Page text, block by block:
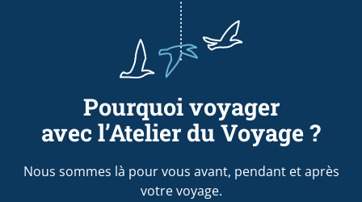
Pourquoi voyager
avec l’Atelier du Voyage ?
Nous sommes là pour vous avant, pendant et après
votre voyage.